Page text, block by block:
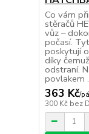
Co vám
stěračů
vůz –
počasí.
poskytují
díky
odstraní.
povlakem
363 Kč/
300 Kč bez